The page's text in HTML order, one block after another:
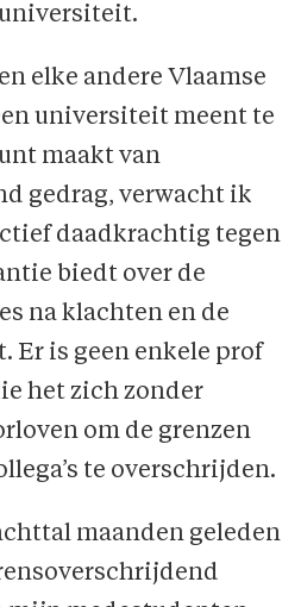
elke andere Vlaamse
universiteit meent te
maakt van
gedrag, verwacht ik
daadkrachtig tegen
biedt over de
na klachten en de
Er is geen enkele prof
het zich zonder
om de grenzen
te overschrijden.
maanden geleden